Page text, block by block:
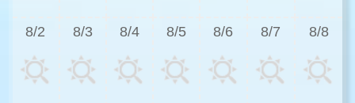
8/2 8/3 8/4 8/5 8/6 8/7 8/8